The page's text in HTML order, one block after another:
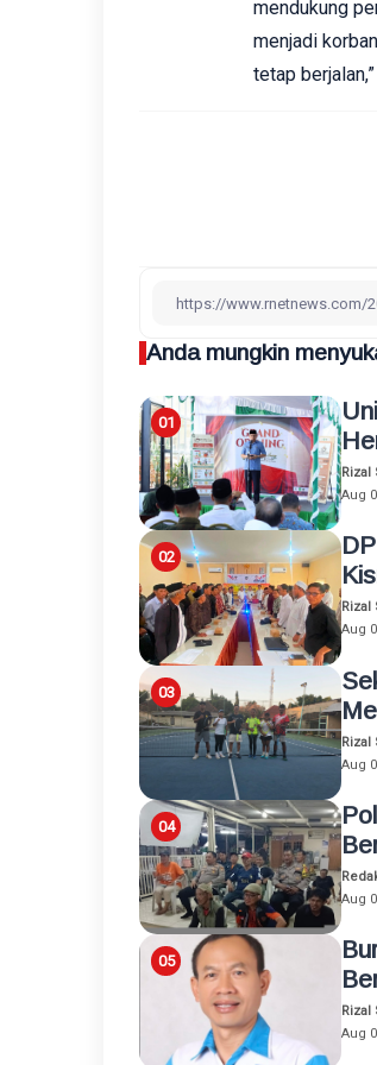
mendukung
menjadi
tetap
Anda mungkin
Rizal
Aug
Rizal
Aug
Rizal
Aug
Aug
Rizal
Aug